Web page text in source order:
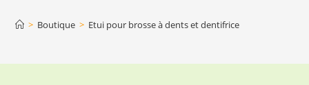
> Boutique > Etui pour brosse à dents et dentifrice